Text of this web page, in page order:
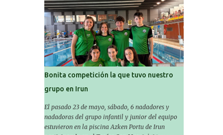
sesiones de mañana y tarde y el domingo sólo de
mañana. Las sesiones de mañana comenzarán a
las 10:00 y las del sábado por la tarde a las 16:30.
Por otro lado, otro grupo pequeño actuará en el
polideportivo Antzizar de Beasain en el XXIIIº
memorial Leire Contreras , en una mañana
popular festiva organizada por el club Igartza. Las
pruebas empezarán a las 10:30, a las 11:30 habrá
pruebas populares australianas y después habrá
un almuerzo para todos y todas las participantes.
competiciones la encontraréis en nuestra web, en
el siguiente enlace:
https://www.es.buruntzaldeaikt.eus/competici%C3
Bonita competición la que tuvo nuestro
grupo en Irun
El pasado 23 de mayo, sábado, 6 nadadores y
nadadoras del grupo infantil y junior del equipo
estuvieron en la piscina Azken Portu de Irun